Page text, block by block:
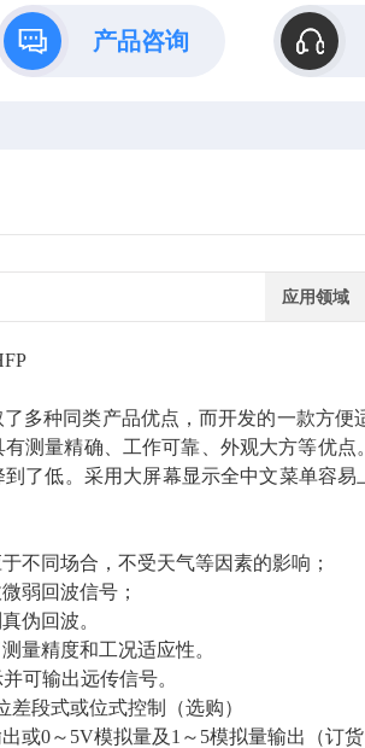
产品咨询
应用领域
多种同类产品优点，而开发的一款方便
测量精确、工作可靠、外观大方等优
了低。采用大屏幕显示全中文菜单容
不同场合，不受天气等因素的影响；
弱回波信号；
伪回波。
量精度和工况适应性。
可输出远传信号。
段式或位式控制（选购）
或0～5V模拟量及1～5模拟量输出（订